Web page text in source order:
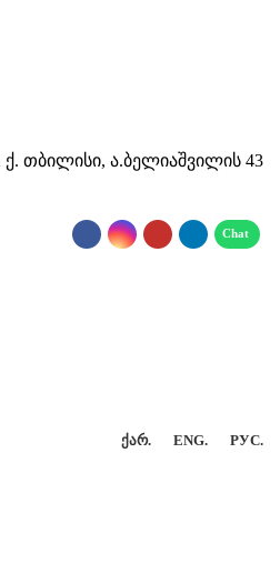
ქ. თბილისი, ა.ბელიაშვილის 43
ᲥᲐᲠ. ENG. РУС.